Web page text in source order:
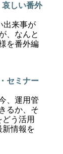
しい番外
出来事が
、なんと
を番外編
セミナー
、運用管
るか、そ
う活用
情報を